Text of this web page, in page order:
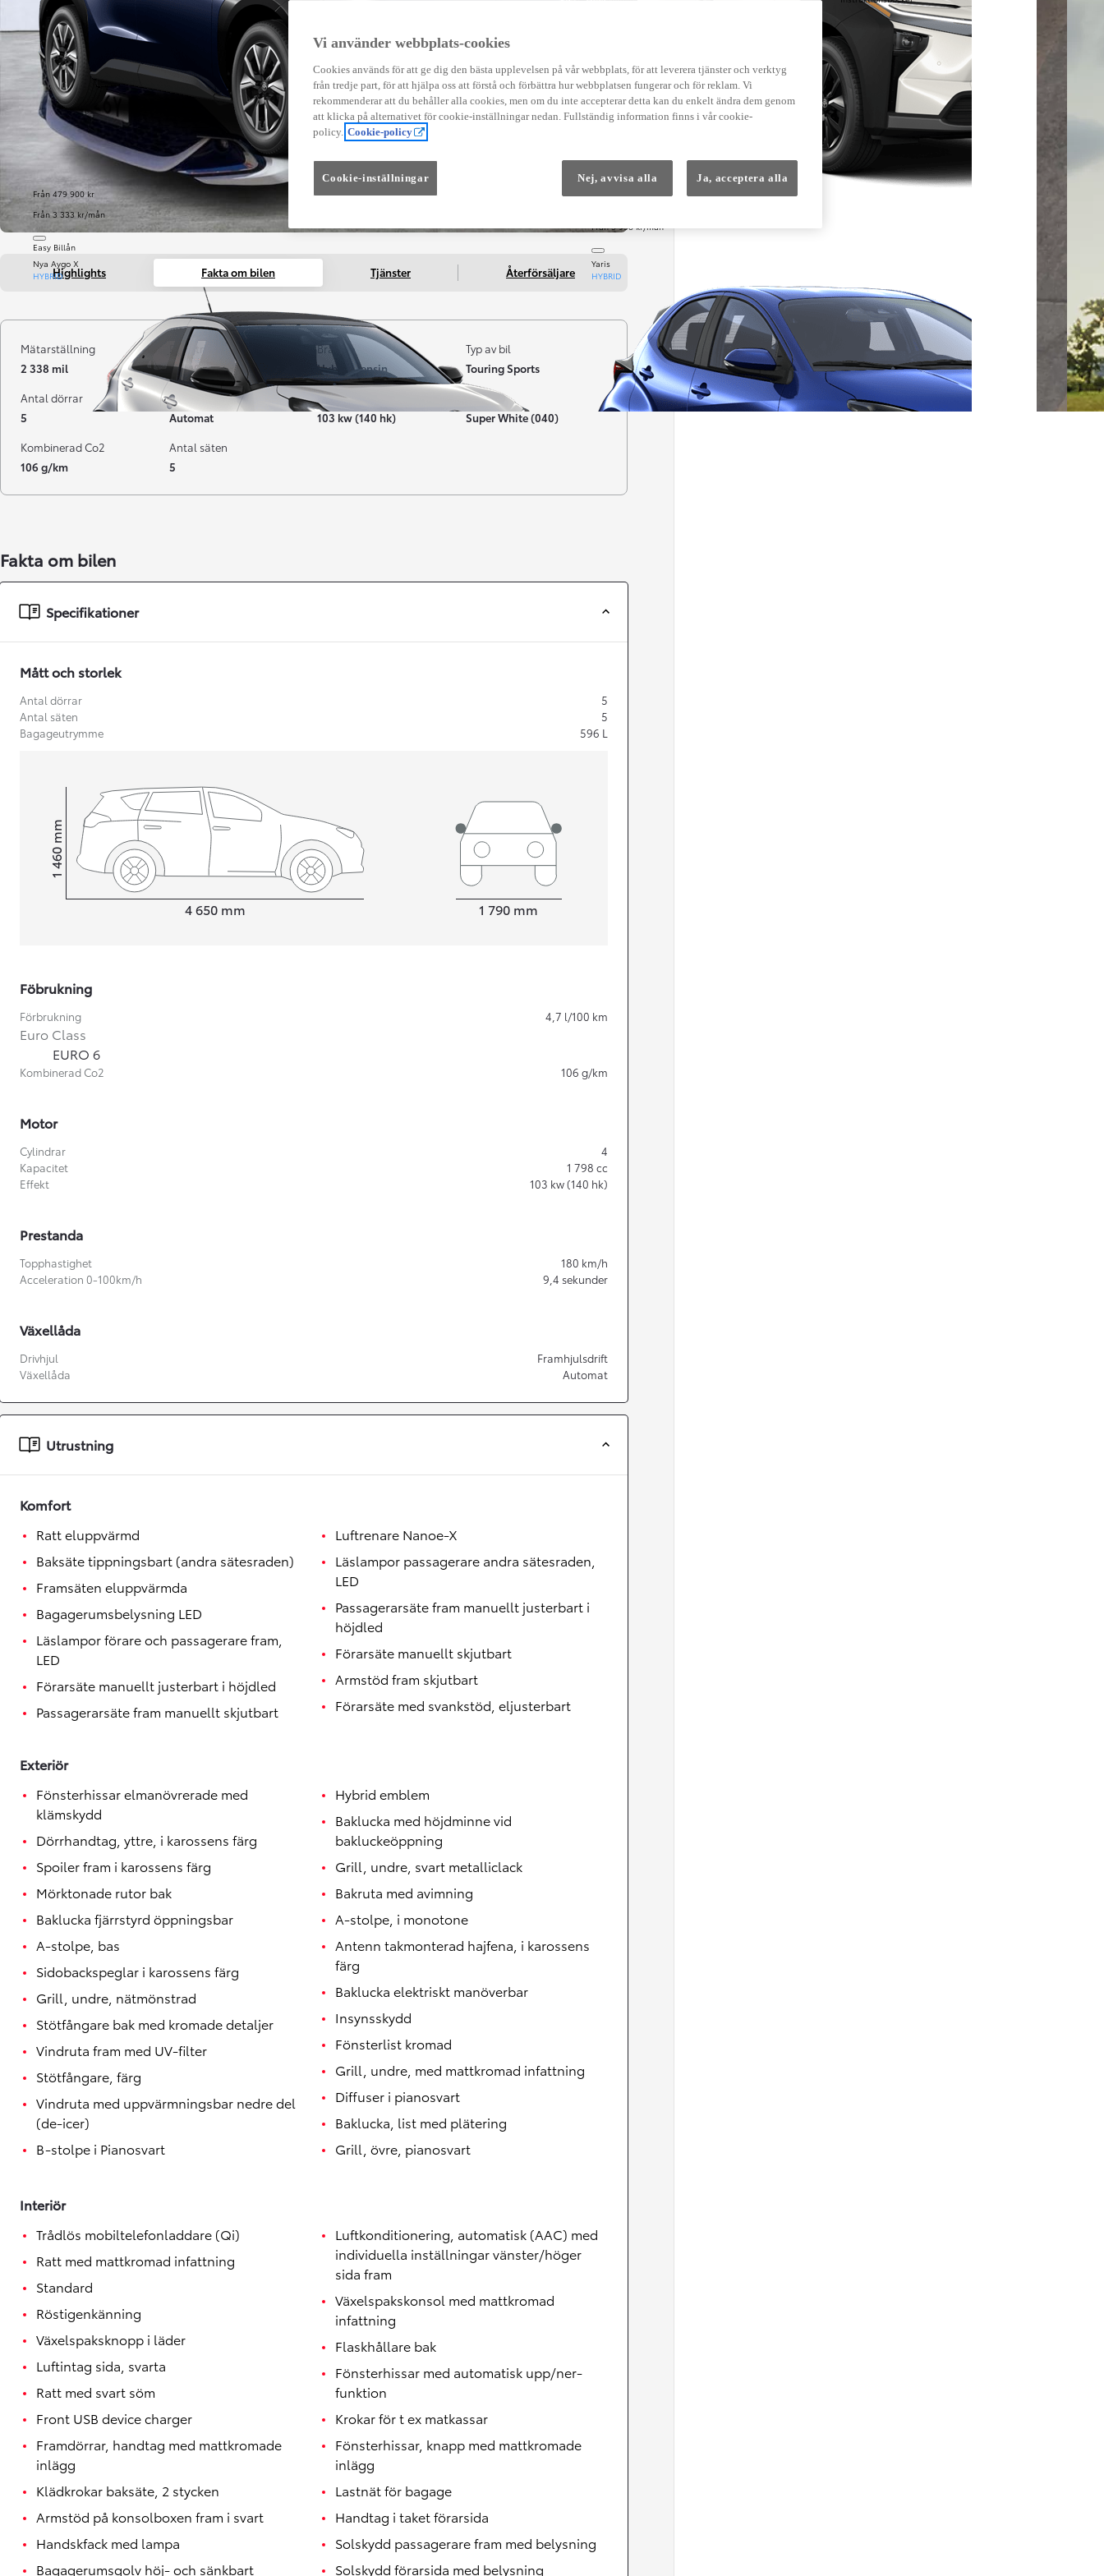
Från 479 900 kr
Från 3 333 kr/mån
Easy Billån
Från 3 958 kr/mån
Nya Aygo X
HYBRID
Från 238 900 kr
Yaris
HYBRID
GR Yaris
Från 599 900 kr
Från 324 900 kr
Nya Corolla Cross
HYBRID
Toyota C-HR
HYBRID & LADDHYBRID
Toyota GR Supra
Nya GR GT
Highlights Fakta om bilen Tjänster Återförsäljare
Mätarställning
2 338 mil
Registrerad
03-2025
Bränsle
Hybrid Bensin
Typ av bil
Touring Sports
Antal dörrar
5
Växellåda
Automat
Effekt
103 kw (140 hk)
Färg
Super White (040)
Kombinerad Co2
106 g/km
Antal säten
5
Fakta om bilen
Specifikationer
Mått och storlek
Antal dörrar
5
Antal säten
5
Bagageutrymme
596 L
4 650 mm
Height1 460
mm
1 790 mm
Föbrukning
Förbrukning 4,7 l/100 km
Euro Class
EURO 6
Kombinerad Co2 106 g/km
Motor
Cylindrar
4
Kapacitet
1 798 cc
Effekt
103 kw (140 hk)
Prestanda
Topphastighet 180 km/h
Acceleration 0-100km/h
9,4 sekunder
Växellåda
Drivhjul
Framhjulsdrift
Växellåda
Automat
Utrustning
Komfort
Ratt eluppvärmd
Baksäte tippningsbart (andra sätesraden)
Framsäten eluppvärmda
Bagagerumsbelysning LED
Läslampor förare och passagerare fram,
LED
Förarsäte manuellt justerbart i höjdled
Passagerarsäte fram manuellt skjutbart
Luftrenare Nanoe-X
Läslampor passagerare andra sätesraden,
LED
Passagerarsäte fram manuellt justerbart i
höjdled
Förarsäte manuellt skjutbart
Armstöd fram skjutbart
Förarsäte med svankstöd, eljusterbart
Exteriör
Fönsterhissar elmanövrerade med
klämskydd
Dörrhandtag, yttre, i karossens färg
Spoiler fram i karossens färg
Mörktonade rutor bak
Baklucka fjärrstyrd öppningsbar
A-stolpe, bas
Sidobackspeglar i karossens färg
Grill, undre, nätmönstrad
Stötfångare bak med kromade detaljer
Vindruta fram med UV-filter
Stötfångare, färg
Vindruta med uppvärmningsbar nedre del
(de-icer)
B-stolpe i Pianosvart
Hybrid emblem
Baklucka med höjdminne vid
bakluckeöppning
Grill, undre, svart metalliclack
Bakruta med avimning
A-stolpe, i monotone
Antenn takmonterad hajfena, i karossens
färg
Baklucka elektriskt manöverbar
Insynsskydd
Fönsterlist kromad
Grill, undre, med mattkromad infattning
Diffuser i pianosvart
Baklucka, list med plätering
Grill, övre, pianosvart
Interiör
Trådlös mobiltelefonladdare (Qi)
Ratt med mattkromad infattning
Standard
Röstigenkänning
Växelspaksknopp i läder
Luftintag sida, svarta
Ratt med svart söm
Front USB device charger
Framdörrar, handtag med mattkromade
inlägg
Klädkrokar baksäte, 2 stycken
Armstöd på konsolboxen fram i svart
Handskfack med lampa
Bagagerumsgolv höj- och sänkbart
Luftkonditionering, automatisk (AAC) med
individuella inställningar vänster/höger
sida fram
Växelspakskonsol med mattkromad
infattning
Flaskhållare bak
Fönsterhissar med automatisk upp/ner-
funktion
Krokar för t ex matkassar
Fönsterhissar, knapp med mattkromade
inlägg
Lastnät för bagage
Handtag i taket förarsida
Solskydd passagerare fram med belysning
Solskydd förarsida med belysning
Vi använder webbplats-cookies
Cookies används för att ge dig den bästa upplevelsen på vår webbplats, för att leverera tjänster och verktyg
från tredje part, för att hjälpa oss att förstå och förbättra hur webbplatsen fungerar och för reklam. Vi
rekommenderar att du behåller alla cookies, men om du inte accepterar detta kan du enkelt ändra dem genom
att klicka på alternativet för cookie-inställningar nedan. Fullständig information finns i vår cookie-
policy. Cookie-policy
Cookie-inställningar Nej, avvisa alla Ja, acceptera alla